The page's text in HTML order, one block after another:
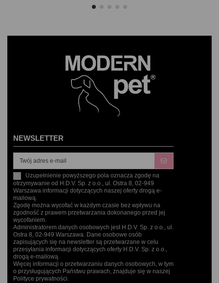
NEWSLETTER
Uzupełnienie powyższego pola oznacza zgodę na
otrzymywanie od H.D.V. Sp. z o.o., ul. Ostra 8, 02-949
Warszawa informacji dotyczących naszej oferty drogą e-
mailową.
Zgodę można wycofać w każdym czasie bez wpływu na
zgodność z prawem przetwarzania dokonanego przed jej
wycofaniem.
Administratorem danych osobowych jest H.D.V. Sp. z o.o., ul.
Ostra 8, 02-949 Warszawa. Dane osobowe osób
zapisujących się na newsletter są przetwarzane w celu
przesyłania informacji dotyczących oferty H.D.V. Sp. z o.o.,
drogą e-mailową.
Więcej informacji o przetwarzaniu danych osobowych, w tym
o przysługujących Państwu prawach, znajduje się w naszej
Polityce prywatności.